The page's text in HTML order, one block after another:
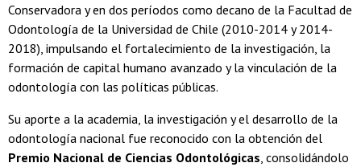
Conservadora y en dos períodos como decano de la Facultad de
Odontología de la Universidad de Chile (2010-2014 y 2014-
2018), impulsando el fortalecimiento de la investigación, la
formación de capital humano avanzado y la vinculación de la
odontología con las políticas públicas.
Su aporte a la academia, la investigación y el desarrollo de la
odontología nacional fue reconocido con la obtención del
Premio Nacional de Ciencias Odontológicas, consolidándolo